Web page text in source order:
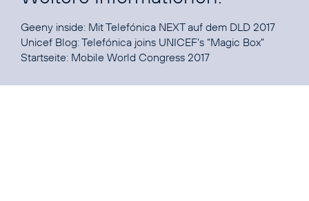
Geeny inside: Mit Telefónica NEXT auf dem DLD 2017
Unicef Blog:Telefónica joins UNICEF’s “Magic Box”
Startseite: Mobile World Congress 2017